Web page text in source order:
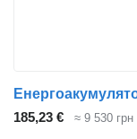
185,23 € ≈ 9 530 грн